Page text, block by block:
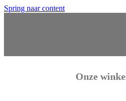
Spring naar content
Onze